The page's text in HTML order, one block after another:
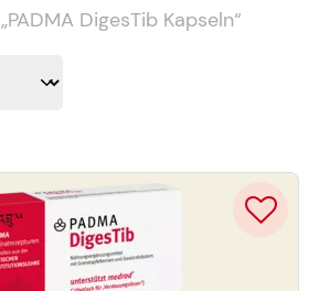
„PADMA DigesTib Kapseln“